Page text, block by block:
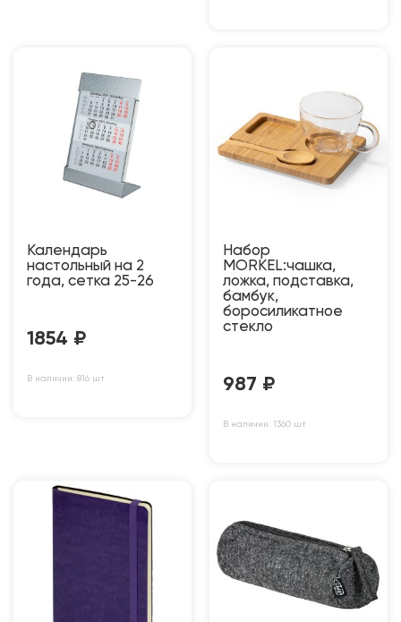
Календарь
настольный на 2
года, сетка 25-26
1854 ₽
В наличии: 816 шт
Набор
MORKEL:чашка,
ложка, подставка,
бамбук,
боросиликатное
стекло
987 ₽
В наличии: 1360 шт